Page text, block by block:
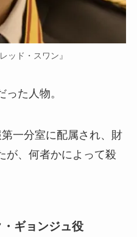
ッド・スワン』
た人物。
一分室に配属され、財
が、何者かによって殺
ギョンジュ役